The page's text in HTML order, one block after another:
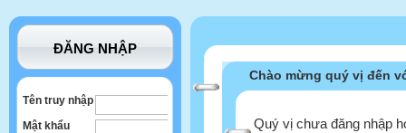
ĐĂNG NHẬP
Tên truy nhập
Mật khẩu
Chào mừng quý vị đến
Quý vị chưa đăng nhập